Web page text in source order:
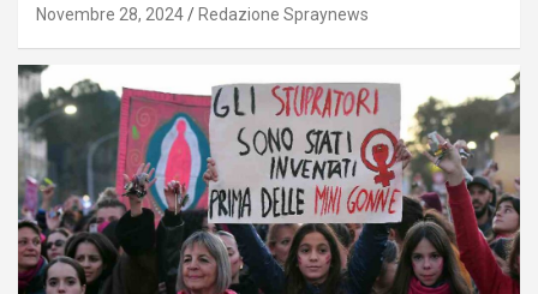
Novembre 28, 2024 Redazione Spraynews